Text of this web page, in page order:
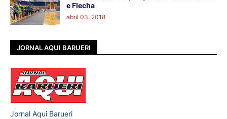
e Flecha
abril 03, 2018
JORNAL AQUI BARUERI
Jornal Aqui Barueri